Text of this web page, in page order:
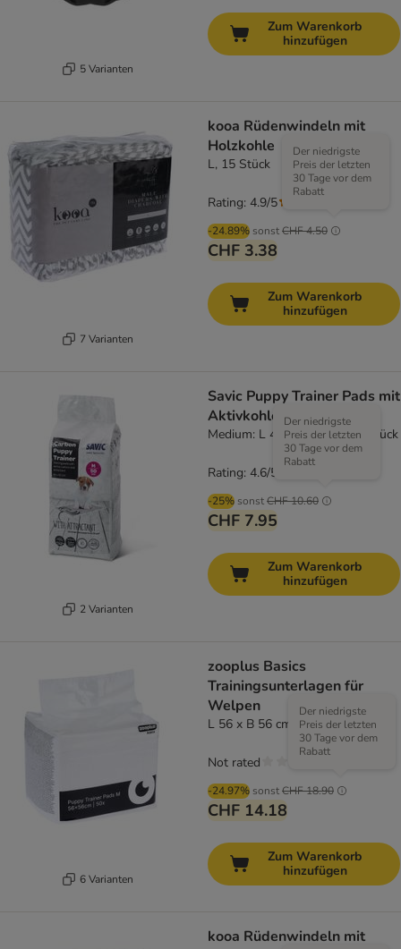
5 Varianten
Zum Warenkorb
hinzufügen
7 Varianten
kooa Rüdenwindeln mit
Holzkohle
L, 15 Stück
-24.89% sonstCHF 4.50
Der niedrigste
Preis der letzten
30 Tage vor dem
Rabatt
CHF 3.38
Rating: 4.9/5
Zum Warenkorb
hinzufügen
2 Varianten
Savic Puppy Trainer Pads mit
Aktivkohle
Medium: L 45 x B 30 cm, 50 Stück
-25% sonstCHF 10.60
Der niedrigste
Preis der letzten
30 Tage vor dem
Rabatt
CHF 7.95
Rating: 4.6/5
Zum Warenkorb
hinzufügen
6 Varianten
zooplus Basics
Trainingsunterlagen für
Welpen
L 56 x B 56 cm, 50 Stück
-24.97% sonstCHF 18.90
Der niedrigste
Preis der letzten
30 Tage vor dem
Rabatt
CHF 14.18
Not rated
Zum Warenkorb
hinzufügen
kooa Rüdenwindeln mit